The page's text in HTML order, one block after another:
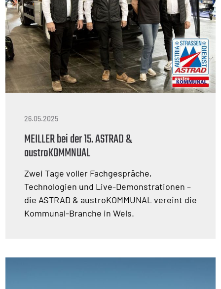
26.05.2025
MEILLER bei der 15. ASTRAD &
austroKOMMNUAL
Zwei Tage voller Fachgespräche,
Technologien und Live-Demonstrationen –
die ASTRAD & austroKOMMUNAL vereint die
Kommunal-Branche in Wels.